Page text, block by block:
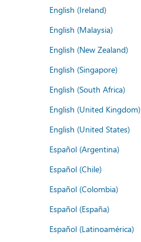
English (Ireland)
English (Malaysia)
English (New Zealand)
English (Singapore)
English (South Africa)
English (United Kingdom)
English (United States)
Español (Argentina)
Español (Chile)
Español (Colombia)
Español (España)
Español (Latinoamérica)